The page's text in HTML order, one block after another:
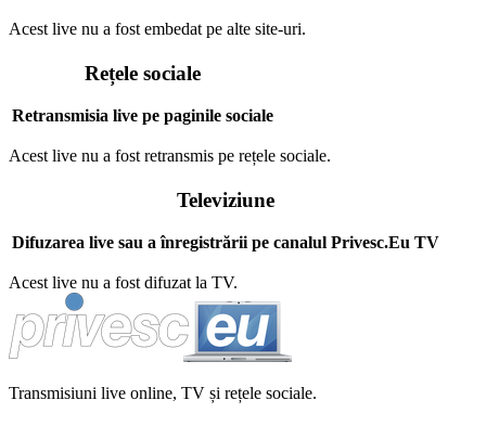
Acest live nu a fost embedat pe alte site-uri.
Rețele sociale
Retransmisia live pe paginile sociale
Acest live nu a fost retransmis pe rețele sociale.
Televiziune
Difuzarea live sau a înregistrării pe canalul Privesc.Eu TV
Acest live nu a fost difuzat la TV.
Transmisiuni live online, TV și rețele sociale.